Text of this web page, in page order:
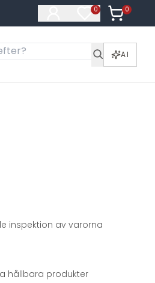
0
Artiklar på
0
Artiklar i
AI
inspektion av varorna
hållbara produkter